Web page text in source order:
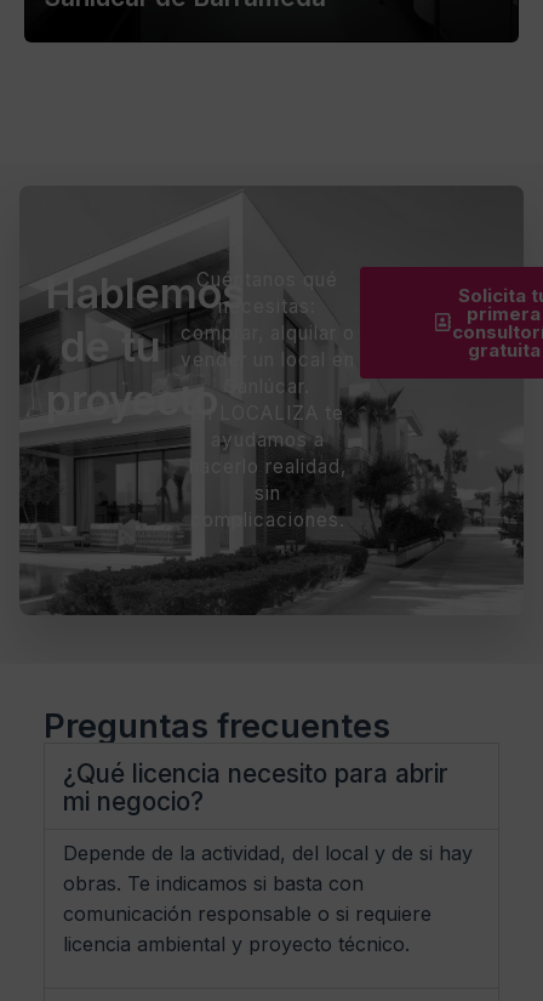
Hablemos
de tu
proyecto
Cuéntanos qué
necesitas:
comprar, alquilar o
vender un local en
Sanlúcar.
En LOCALIZA te
ayudamos a
hacerlo realidad,
sin
complicaciones.
Solicita
primera
gratuita
Preguntas frecuentes
¿Qué licencia necesito para abrir
mi negocio?
Depende de la actividad, del local y de si hay
obras. Te indicamos si basta con
comunicación responsable o si requiere
licencia ambiental y proyecto técnico.